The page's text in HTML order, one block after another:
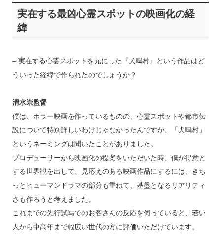
実在する最凶心霊スポットの映画化の経
緯
– 実在する心霊スポットを元にした『犬鳴村』という作品はど
ういった経緯で作られたのでしょうか？
清水崇監督
僕は、ホラー映画を作っているものの、心霊スポットや都市伝
説について特別詳しいわけじゃなかったんですが、「犬鳴村」
というネーミングは聞いたことがありました。
プロデューサーから映画化の提案をいただいた時、僕が得意と
する世界観を出して、見応えのある映画作品にするには、きち
っとヒューマンドラマの部分も重ねて、基盤となるリアリティ
さも作ろうと考えました。
これまでの先行試写でのお客さんの反応を伺っていると、若い
人から中高年まで幅広い世代の方に評価いただけています。